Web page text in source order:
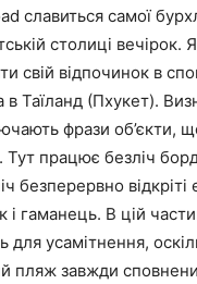
славиться самої
столиці вечірок.
свій відпочинок в
Таїланд (Пхукет).
фрази об’єкти,
Тут працює безліч
безперервно
і гаманець. В цій
для усамітнення,
пляж завжди